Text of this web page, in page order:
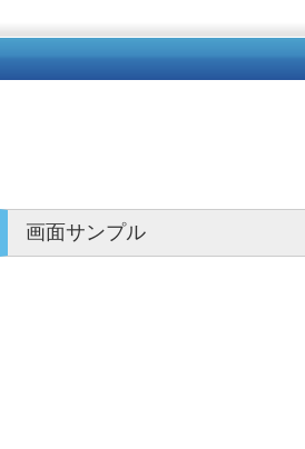
画面サンプル